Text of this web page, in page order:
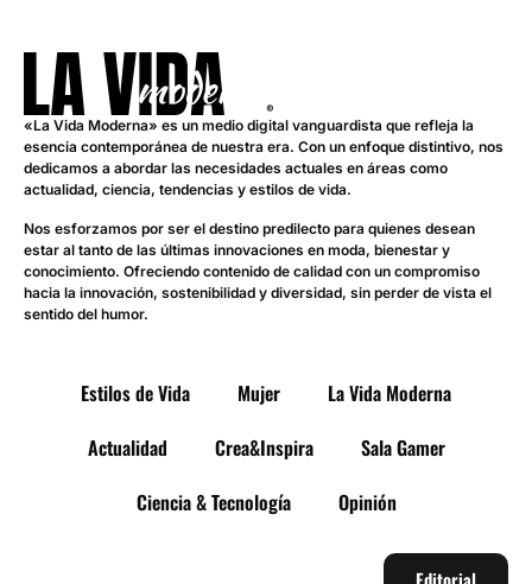
«La Vida Moderna» es un medio digital vanguardista que refleja la
esencia contemporánea de nuestra era. Con un enfoque distintivo, nos
dedicamos a abordar las necesidades actuales en áreas como
actualidad, ciencia, tendencias y estilos de vida.
Nos esforzamos por ser el destino predilecto para quienes desean
estar al tanto de las últimas innovaciones en moda, bienestar y
conocimiento. Ofreciendo contenido de calidad con un compromiso
hacia la innovación, sostenibilidad y diversidad, sin perder de vista el
sentido del humor.
Estilos de Vida Mujer
La Vida Moderna
Actualidad
Crea&Inspira
Sala Gamer
Ciencia & Tecnología
Opinión